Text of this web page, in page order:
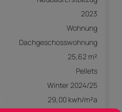
2023
Wohnung
Dachgeschosswohnung
25,62 m²
Pellets
Winter 2024/25
29,00 kwh/m²a